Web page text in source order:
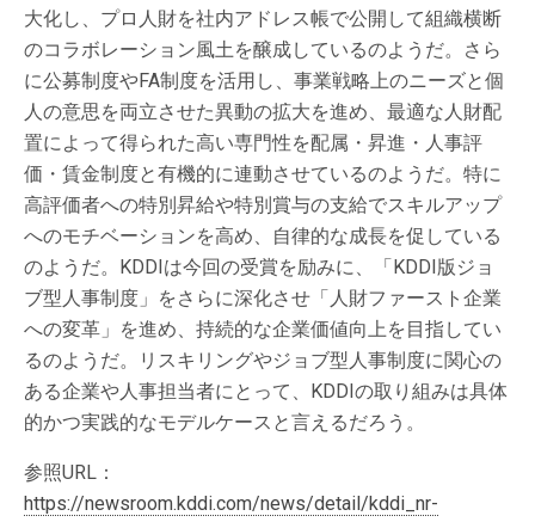
大化し、プロ人財を社内アドレス帳で公開して組織横断
のコラボレーション風土を醸成しているのようだ。さら
に公募制度やFA制度を活用し、事業戦略上のニーズと個
人の意思を両立させた異動の拡大を進め、最適な人財配
置によって得られた高い専門性を配属・昇進・人事評
価・賃金制度と有機的に連動させているのようだ。特に
高評価者への特別昇給や特別賞与の支給でスキルアップ
へのモチベーションを高め、自律的な成長を促している
のようだ。KDDIは今回の受賞を励みに、「KDDI版ジョ
ブ型人事制度」をさらに深化させ「人財ファースト企業
への変革」を進め、持続的な企業価値向上を目指してい
るのようだ。リスキリングやジョブ型人事制度に関心の
ある企業や人事担当者にとって、KDDIの取り組みは具体
的かつ実践的なモデルケースと言えるだろう。
参照URL：
https://newsroom.kddi.com/news/detail/kddi_nr-